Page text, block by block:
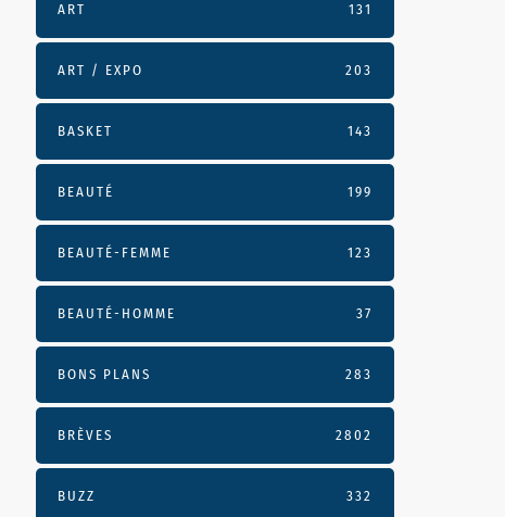
ART 131
ART / EXPO 203
BASKET 143
BEAUTÉ 199
BEAUTÉ-FEMME 123
BEAUTÉ-HOMME 37
BONS PLANS 283
BRÈVES 2802
BUZZ 332